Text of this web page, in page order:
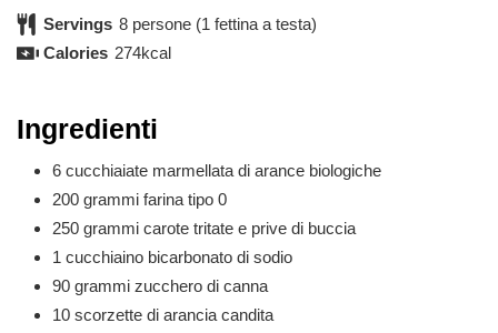
Servings 8 persone (1 fettina a testa)
Calories 274kcal
Ingredienti
6 cucchiaiate marmellata di arance biologiche
200 grammi farina tipo 0
250 grammi carote tritate e prive di buccia
1 cucchiaino bicarbonato di sodio
90 grammi zucchero di canna
10 scorzette di arancia candita